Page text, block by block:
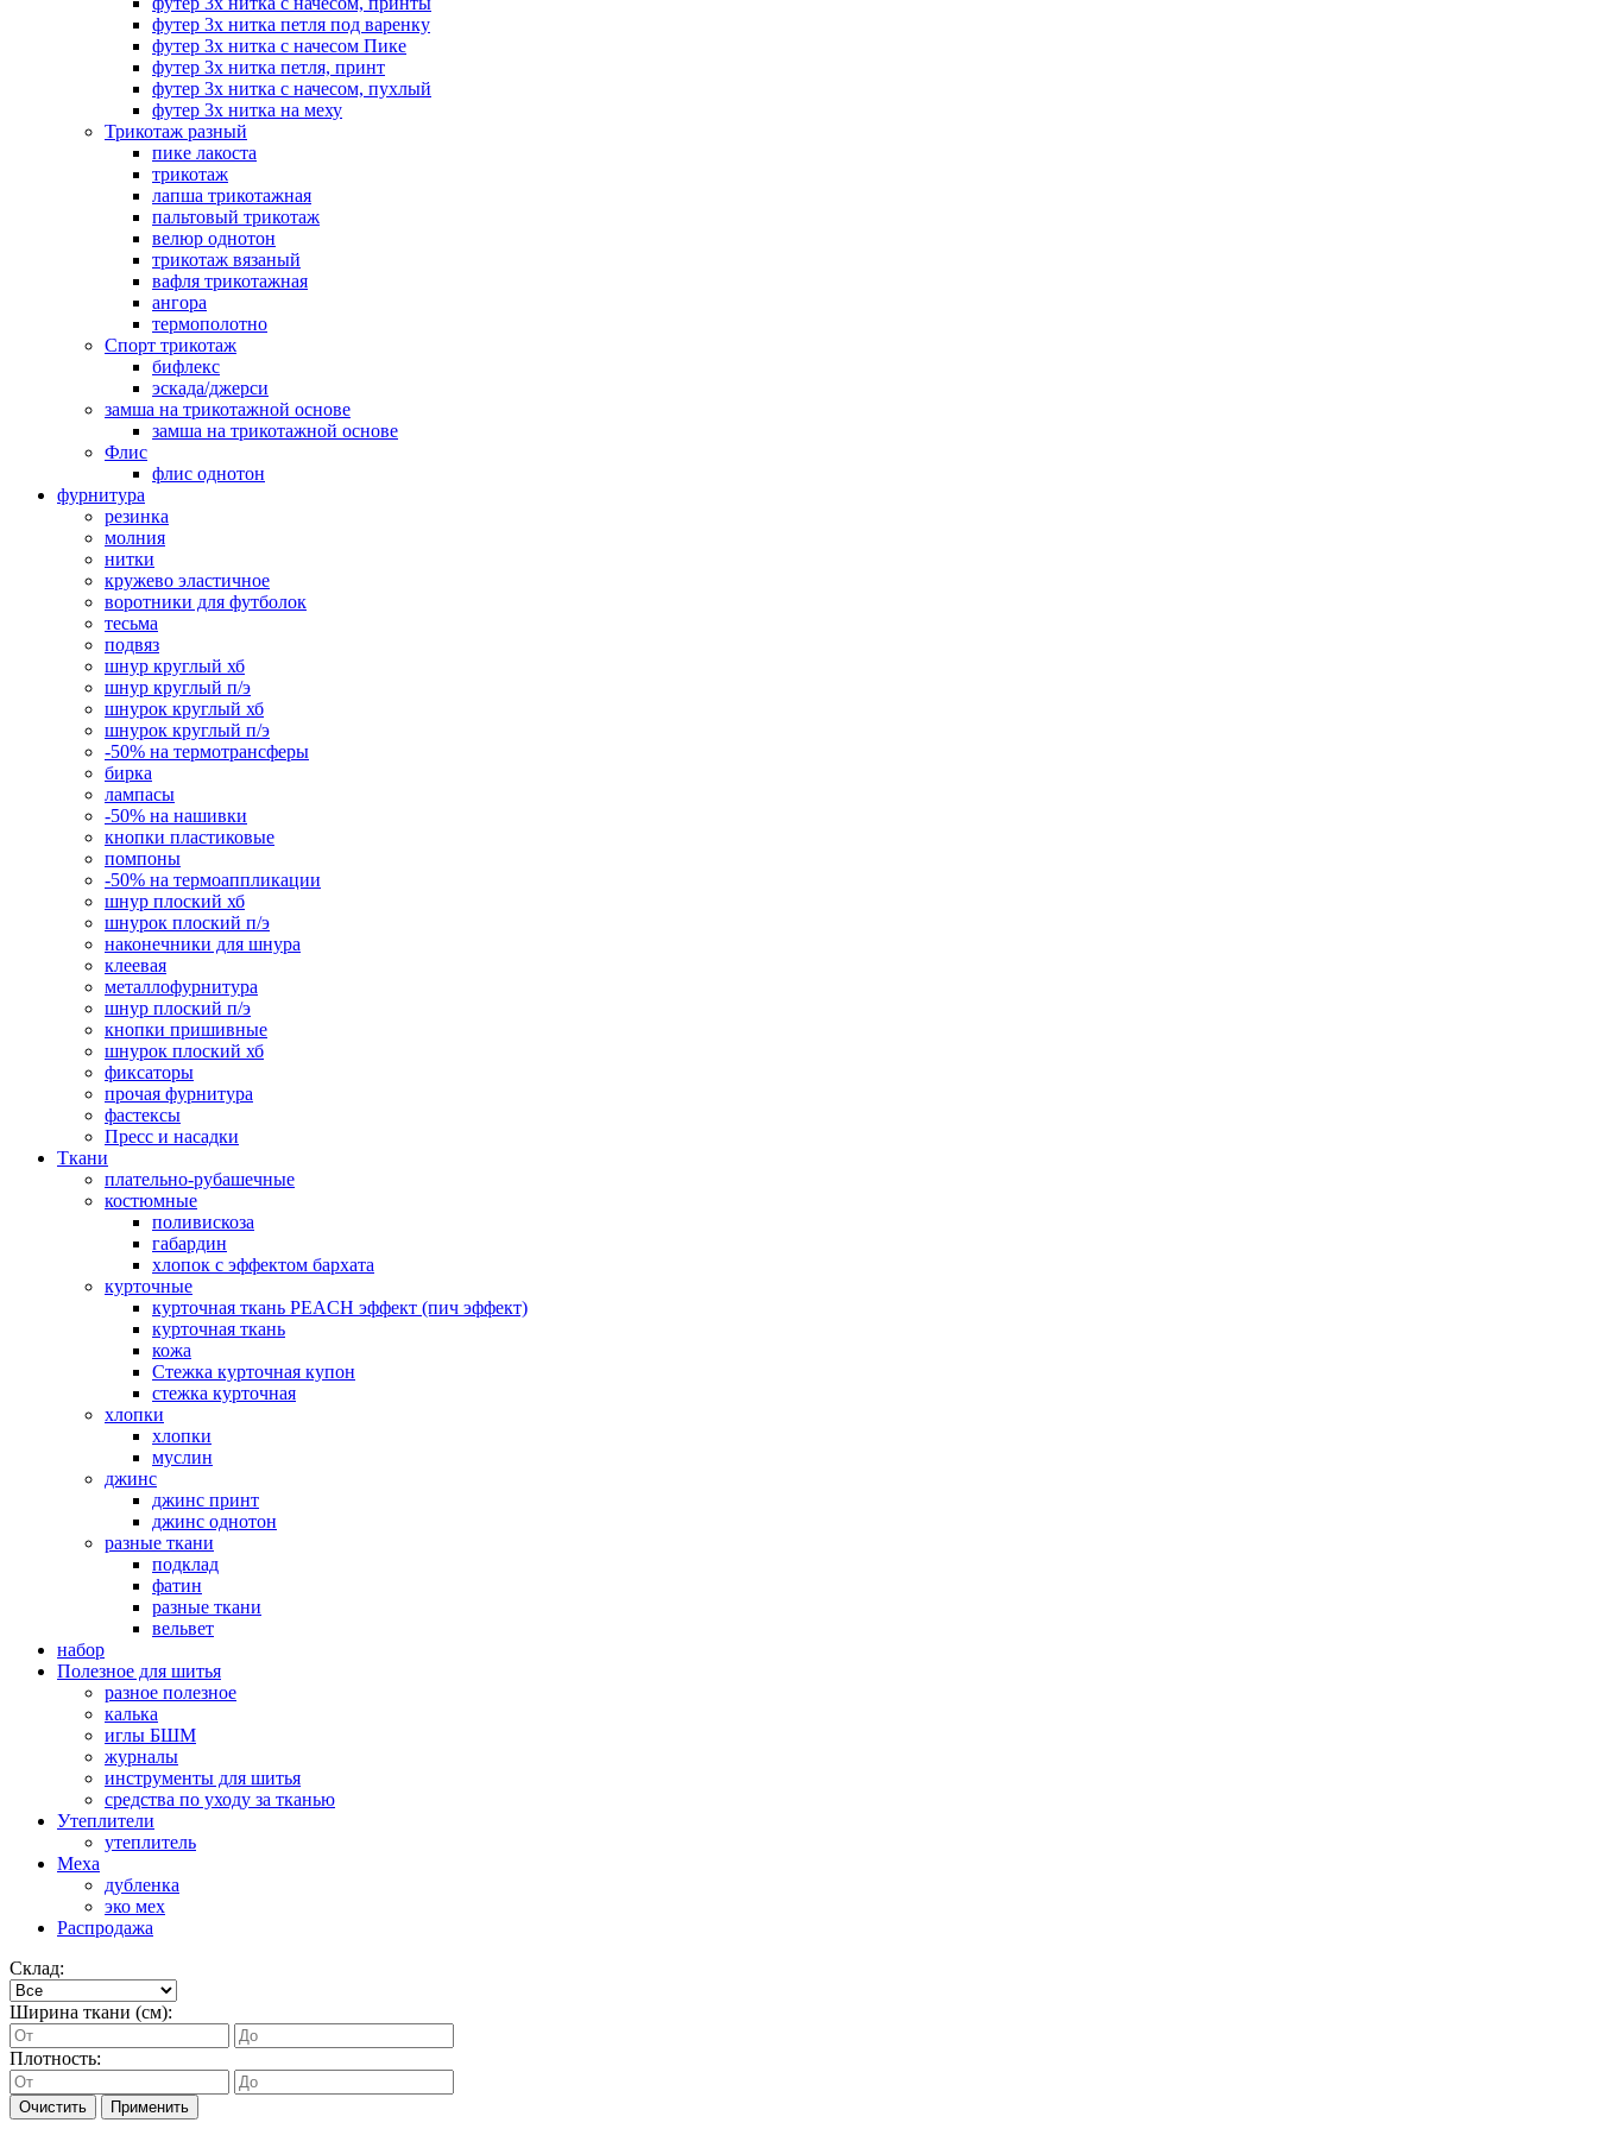
футер 3х нитка петля под варенку
футер 3х нитка с начесом Пике
футер 3х нитка петля, принт
футер 3х нитка с начесом, пухлый
футер 3х нитка на меху
Трикотаж разный
пике лакоста
трикотаж
лапша трикотажная
пальтовый трикотаж
велюр однотон
трикотаж вязаный
вафля трикотажная
ангора
термополотно
Спорт трикотаж
бифлекс
эскада/джерси
замша на трикотажной основе
замша на трикотажной основе
Флис
флис однотон
фурнитура
резинка
молния
нитки
кружево эластичное
воротники для футболок
тесьма
подвяз
шнур круглый хб
шнур круглый п/э
шнурок круглый хб
шнурок круглый п/э
-50% на термотрансферы
бирка
лампасы
-50% на нашивки
кнопки пластиковые
помпоны
-50% на термоаппликации
шнур плоский хб
шнурок плоский п/э
наконечники для шнура
клеевая
металлофурнитура
шнур плоский п/э
кнопки пришивные
шнурок плоский хб
фиксаторы
прочая фурнитура
фастексы
Пресс и насадки
Ткани
плательно-рубашечные
костюмные
поливискоза
габардин
хлопок с эффектом бархата
курточные
курточная ткань PEACH эффект (пич эффект)
курточная ткань
кожа
Стежка курточная купон
стежка курточная
хлопки
хлопки
муслин
джинс
джинс принт
джинс однотон
разные ткани
подклад
фатин
разные ткани
вельвет
набор
Полезное для шитья
разное полезное
калька
иглы БШМ
журналы
инструменты для шитья
средства по уходу за тканью
Утеплители
утеплитель
Меха
дубленка
эко мех
Распродажа
Склад:
Ширина ткани (см):
Плотность:
Очистить Применить